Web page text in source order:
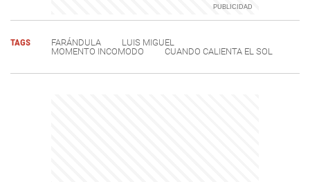
TAGS FARÁNDULA
LUIS MIGUEL
MOMENTO INCOMODO
CUANDO CALIENTA EL SOL